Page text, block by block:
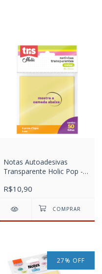
Notas Autoadesivas
Transparente Holic Pop -
R$10,90
27% OFF